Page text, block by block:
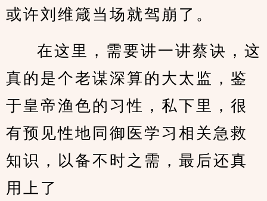
或许刘维箴当场就驾崩了。
在这里，需要讲一讲蔡诀，这
真的是个老谋深算的大太监，鉴
于皇帝渔色的习性，私下里，很
有预见性地同御医学习相关急救
知识，以备不时之需，最后还真
用上了